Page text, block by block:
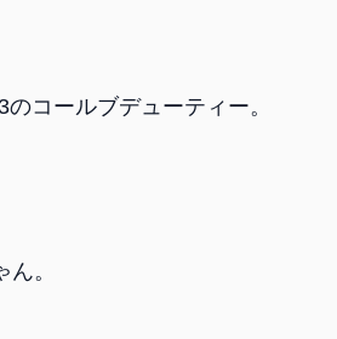
コールブデューティー。
。